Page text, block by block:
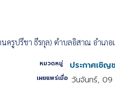
รูปรีชา ธีรกุล) ตำบลอิสาณ อำเภ
หมวดหมู่ ประกาศเชิญ
เผยแพร่เมื่อ วันจันทร์,